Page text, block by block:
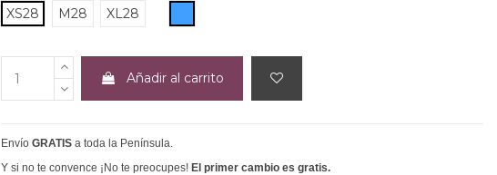
XS28
M28 XL28
Añadir al carrito
Envío GRATIS a toda la Península.
Y si no te convence ¡No te preocupes! El primer cambio es gratis.